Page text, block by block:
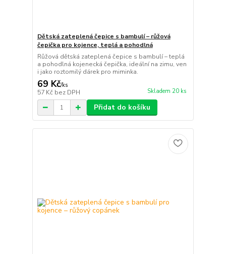
Dětská zateplená čepice s bambulí – růžová
čepička pro kojence, teplá a pohodlná
Růžová dětská zateplená čepice s bambulí – teplá
a pohodlná kojenecká čepička, ideální na zimu, ven
i jako roztomilý dárek pro miminka.
69 Kč/ks
57 Kč bez DPH Skladem 20 ks
Přidat do košíku